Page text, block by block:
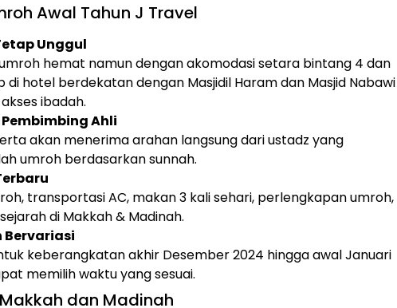
Awal Tahun J Travel
Unggul
hemat namun dengan akomodasi setara bintang 4 dan
di hotel berdekatan dengan Masjidil Haram dan Masjid Nabawi
ibadah.
Ahli
akan menerima arahan langsung dari ustadz yang
umroh berdasarkan sunnah.
transportasi AC, makan 3 kali sehari, perlengkapan umroh,
di Makkah & Madinah.
keberangkatan akhir Desember 2024 hingga awal Januari
memilih waktu yang sesuai.
dan Madinah